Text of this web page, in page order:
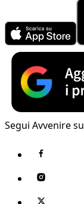
Segui Avvenire su